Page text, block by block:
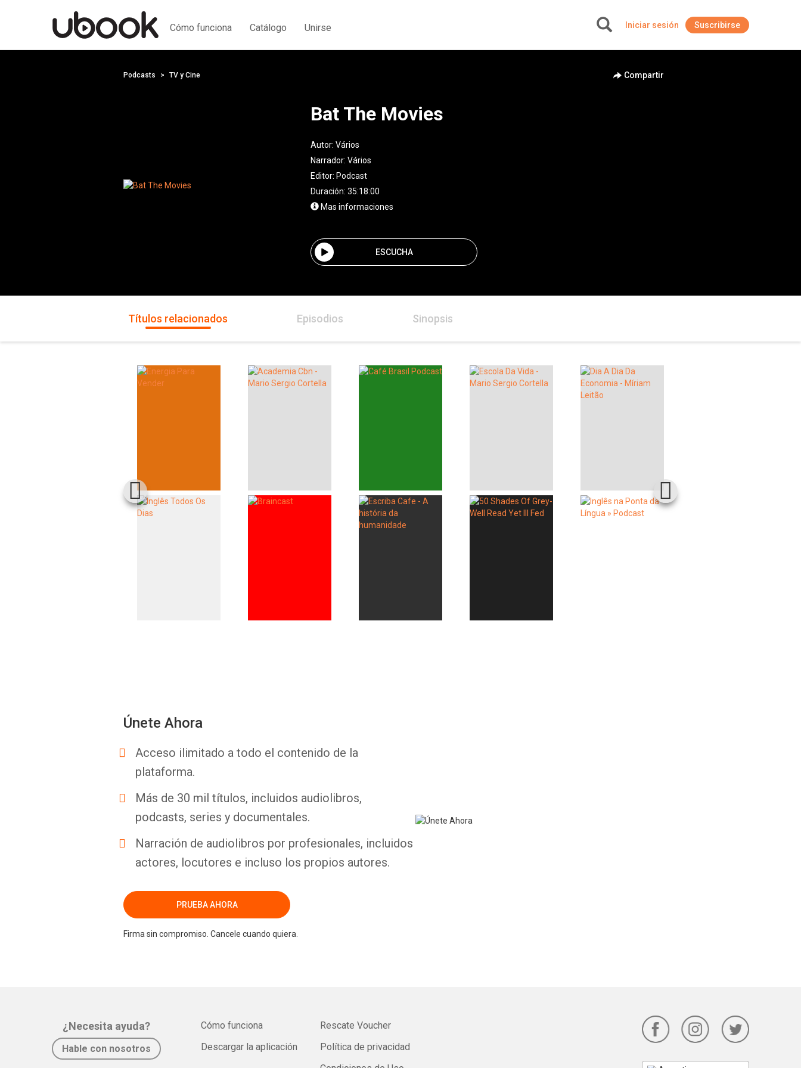
Cómo funciona Catálogo Unirse Iniciar sesión Suscribirse
Podcasts TV y Cine Compartir
Bat The Movies
Autor: Vários
Narrador: Vários
Editor: Podcast
Duración: 35:18:00
Mas informaciones
ESCUCHA
Títulos relacionados Episodios Sinopsis
Únete Ahora
Acceso ilimitado a todo el contenido de la
plataforma.
Más de 30 mil títulos, incluidos audiolibros,
podcasts, series y documentales.
Narración de audiolibros por profesionales, incluidos
actores, locutores e incluso los propios autores.
PRUEBA AHORA
Firma sin compromiso. Cancele cuando quiera.
¿Necesita ayuda?
Hable con nosotros
Cómo funciona
Descargar la aplicación
Rescate Voucher
Política de privacidad